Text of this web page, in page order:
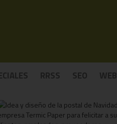
RRSS SEO WEB